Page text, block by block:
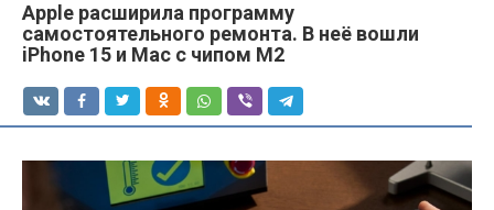
Apple расширила программу
самостоятельного ремонта. В неё вошли
iPhone 15 и Mac с чипом M2